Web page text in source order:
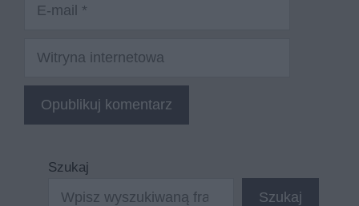
Witryna
internetowa
Szukaj
Szukaj